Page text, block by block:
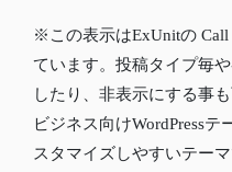
※この表示はExUnitの Call
ています。投稿タイプ毎
したり、非表示にする事も
ビジネス向けWordPress
スタマイズしやすいテー